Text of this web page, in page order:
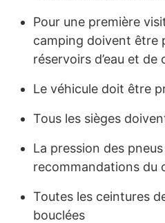
Pour une première
camping doivent être
réservoirs d’eau et
Le véhicule doit être
Tous les sièges
La pression des
recommandations du
Toutes les ceintures
bouclées